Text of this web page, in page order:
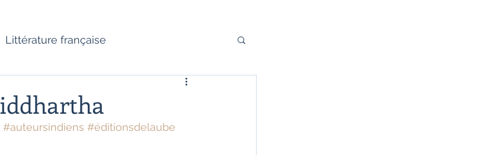
Littérature française
Personnalités indiennes
#auteursindiens #éditionsdelaube